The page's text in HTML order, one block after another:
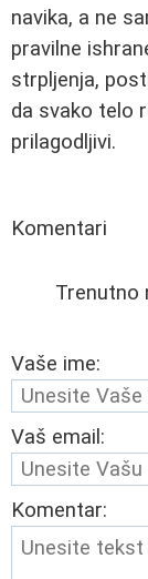
navika, a ne
pravilne
strpljenja,
da svako telo
prilagodljivi.
Komentari
Trenutno
Vaše ime:
Vaš email:
Komentar: